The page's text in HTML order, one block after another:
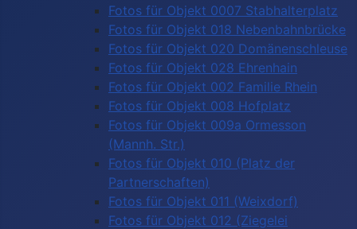
Fotos für Objekt 0007 Stabhalterplatz
Fotos für Objekt 018 Nebenbahnbrücke
Fotos für Objekt 020 Domänenschleuse
Fotos für Objekt 028 Ehrenhain
Fotos für Objekt 002 Familie Rhein
Fotos für Objekt 008 Hofplatz
Fotos für Objekt 009a Ormesson
(Mannh. Str.)
Fotos für Objekt 010 (Platz der
Partnerschaften)
Fotos für Objekt 011 (Weixdorf)
Fotos für Objekt 012 (Ziegelei